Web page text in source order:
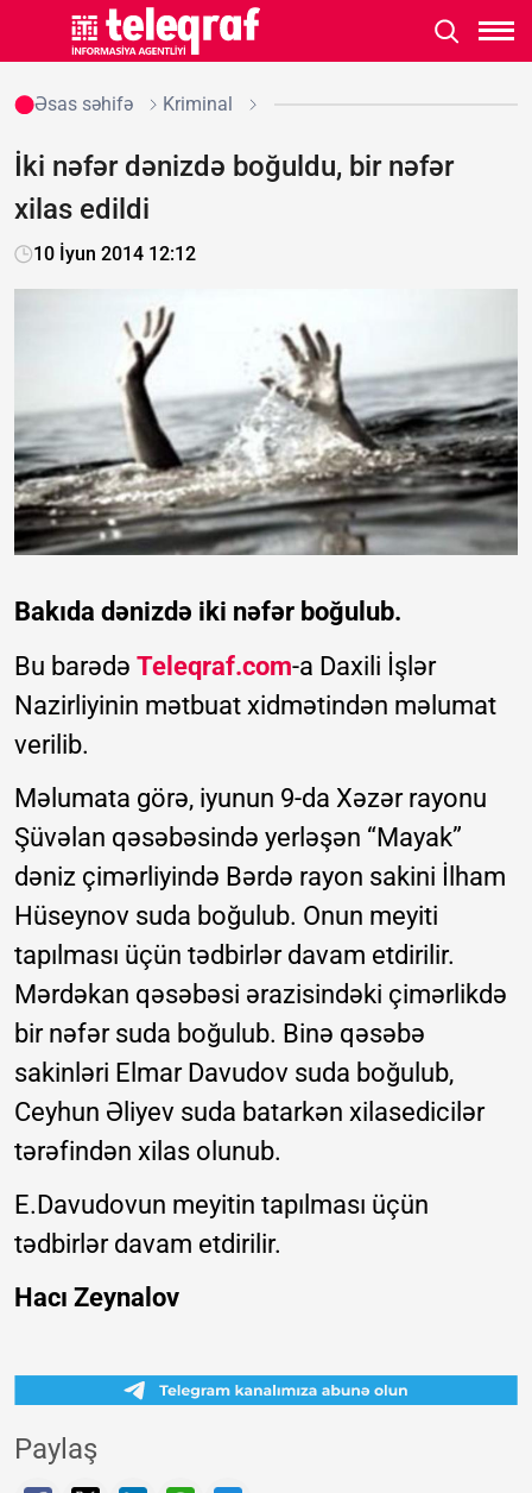
Əsas səhifə Kriminal
İki nəfər dənizdə boğuldu, bir nəfər
xilas edildi
10 İyun 2014 12:12
Bakıda dənizdə iki nəfər boğulub.
Bu barədə Teleqraf.com-a Daxili İşlər
Nazirliyinin mətbuat xidmətindən məlumat
verilib.
Məlumata görə, iyunun 9-da Xəzər rayonu
Şüvəlan qəsəbəsində yerləşən “Mayak”
dəniz çimərliyində Bərdə rayon sakini İlham
Hüseynov suda boğulub. Onun meyiti
tapılması üçün tədbirlər davam etdirilir.
Mərdəkan qəsəbəsi ərazisindəki çimərlikdə
bir nəfər suda boğulub. Binə qəsəbə
sakinləri Elmar Davudov suda boğulub,
Ceyhun Əliyev suda batarkən xilasedicilər
tərəfindən xilas olunub.
E.Davudovun meyitin tapılması üçün
tədbirlər davam etdirilir.
Hacı Zeynalov
Paylaş